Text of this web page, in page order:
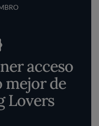
acceso
mejor de
Lovers